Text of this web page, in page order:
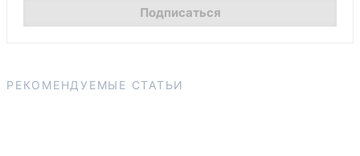
РЕКОМЕНДУЕМЫЕ СТАТЬИ